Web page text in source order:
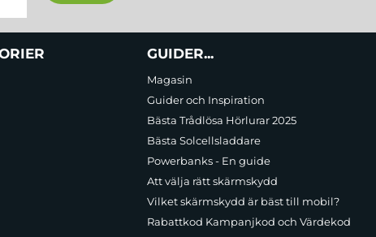
GUIDER...
Magasin
Guider och Inspiration
Bästa Trådlösa Hörlurar 2025
Bästa Solcellsladdare
Powerbanks - En guide
Att välja rätt skärmskydd
Vilket skärmskydd är bäst till mobil?
Rabattkod Kampanjkod och Värdekod